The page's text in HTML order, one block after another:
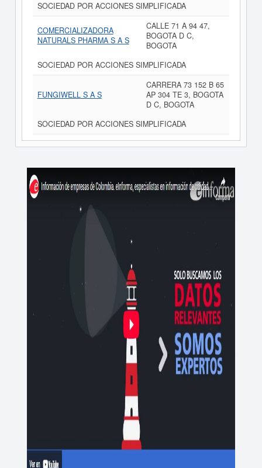
SOCIEDAD POR ACCIONES SIMPLIFICADA
COMERCIALIZADORA
NATURALS PHARMA S A S
CALLE 71 A 94 47,
BOGOTA D C,
BOGOTA
SOCIEDAD POR ACCIONES SIMPLIFICADA
FUNGIWELL S A S
CARRERA 73 152 B 65
AP 304 TE 3, BOGOTA
D C, BOGOTA
SOCIEDAD POR ACCIONES SIMPLIFICADA